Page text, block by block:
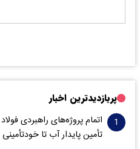
پربازدیدترین اخبار
تأمین پایدار آب تا خودتأمینی